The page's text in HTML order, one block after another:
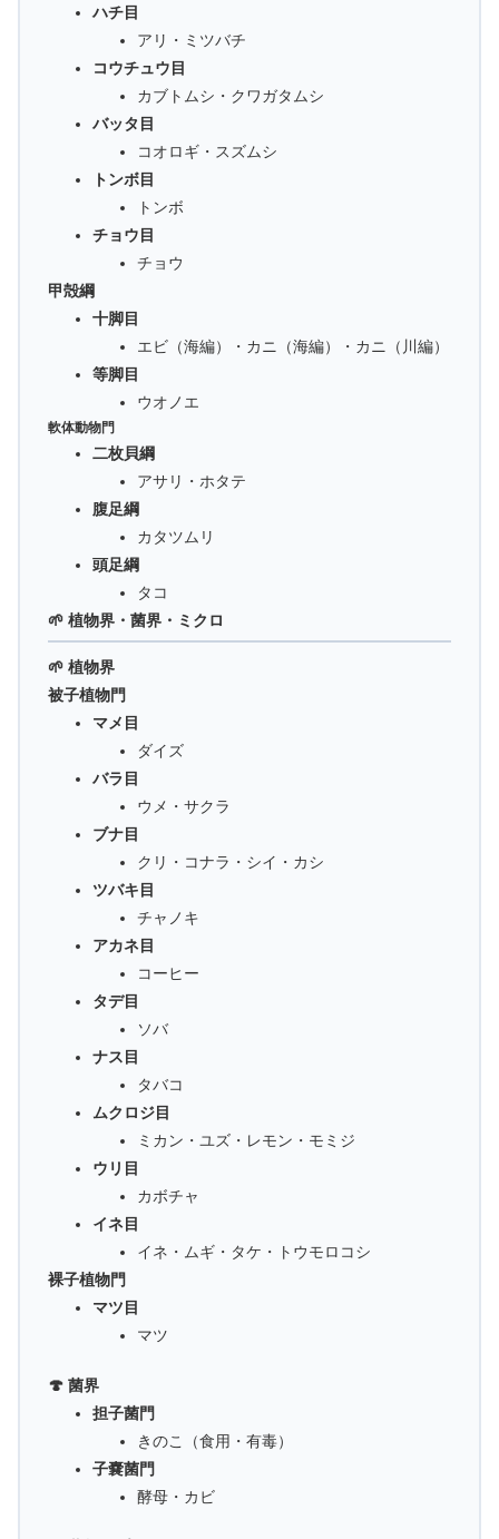
ハチ目
アリ・ミツバチ
コウチュウ目
カブトムシ・クワガタムシ
バッタ目
コオロギ・スズムシ
トンボ目
トンボ
チョウ目
チョウ
甲殻綱
十脚目
エビ（海編）・カニ（海編）・カニ（川編）
等脚目
ウオノエ
軟体動物門
二枚貝綱
アサリ・ホタテ
腹足綱
カタツムリ
頭足綱
タコ
🌱 植物界・菌界・ミクロ
🌱 植物界
被子植物門
マメ目
ダイズ
バラ目
ウメ・サクラ
ブナ目
クリ・コナラ・シイ・カシ
ツバキ目
チャノキ
アカネ目
コーヒー
タデ目
ソバ
ナス目
タバコ
ムクロジ目
ミカン・ユズ・レモン・モミジ
ウリ目
カボチャ
イネ目
イネ・ムギ・タケ・トウモロコシ
裸子植物門
マツ目
マツ
🍄 菌界
担子菌門
きのこ（食用・有毒）
子嚢菌門
酵母・カビ